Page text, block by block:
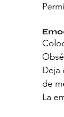
Deja
de
La